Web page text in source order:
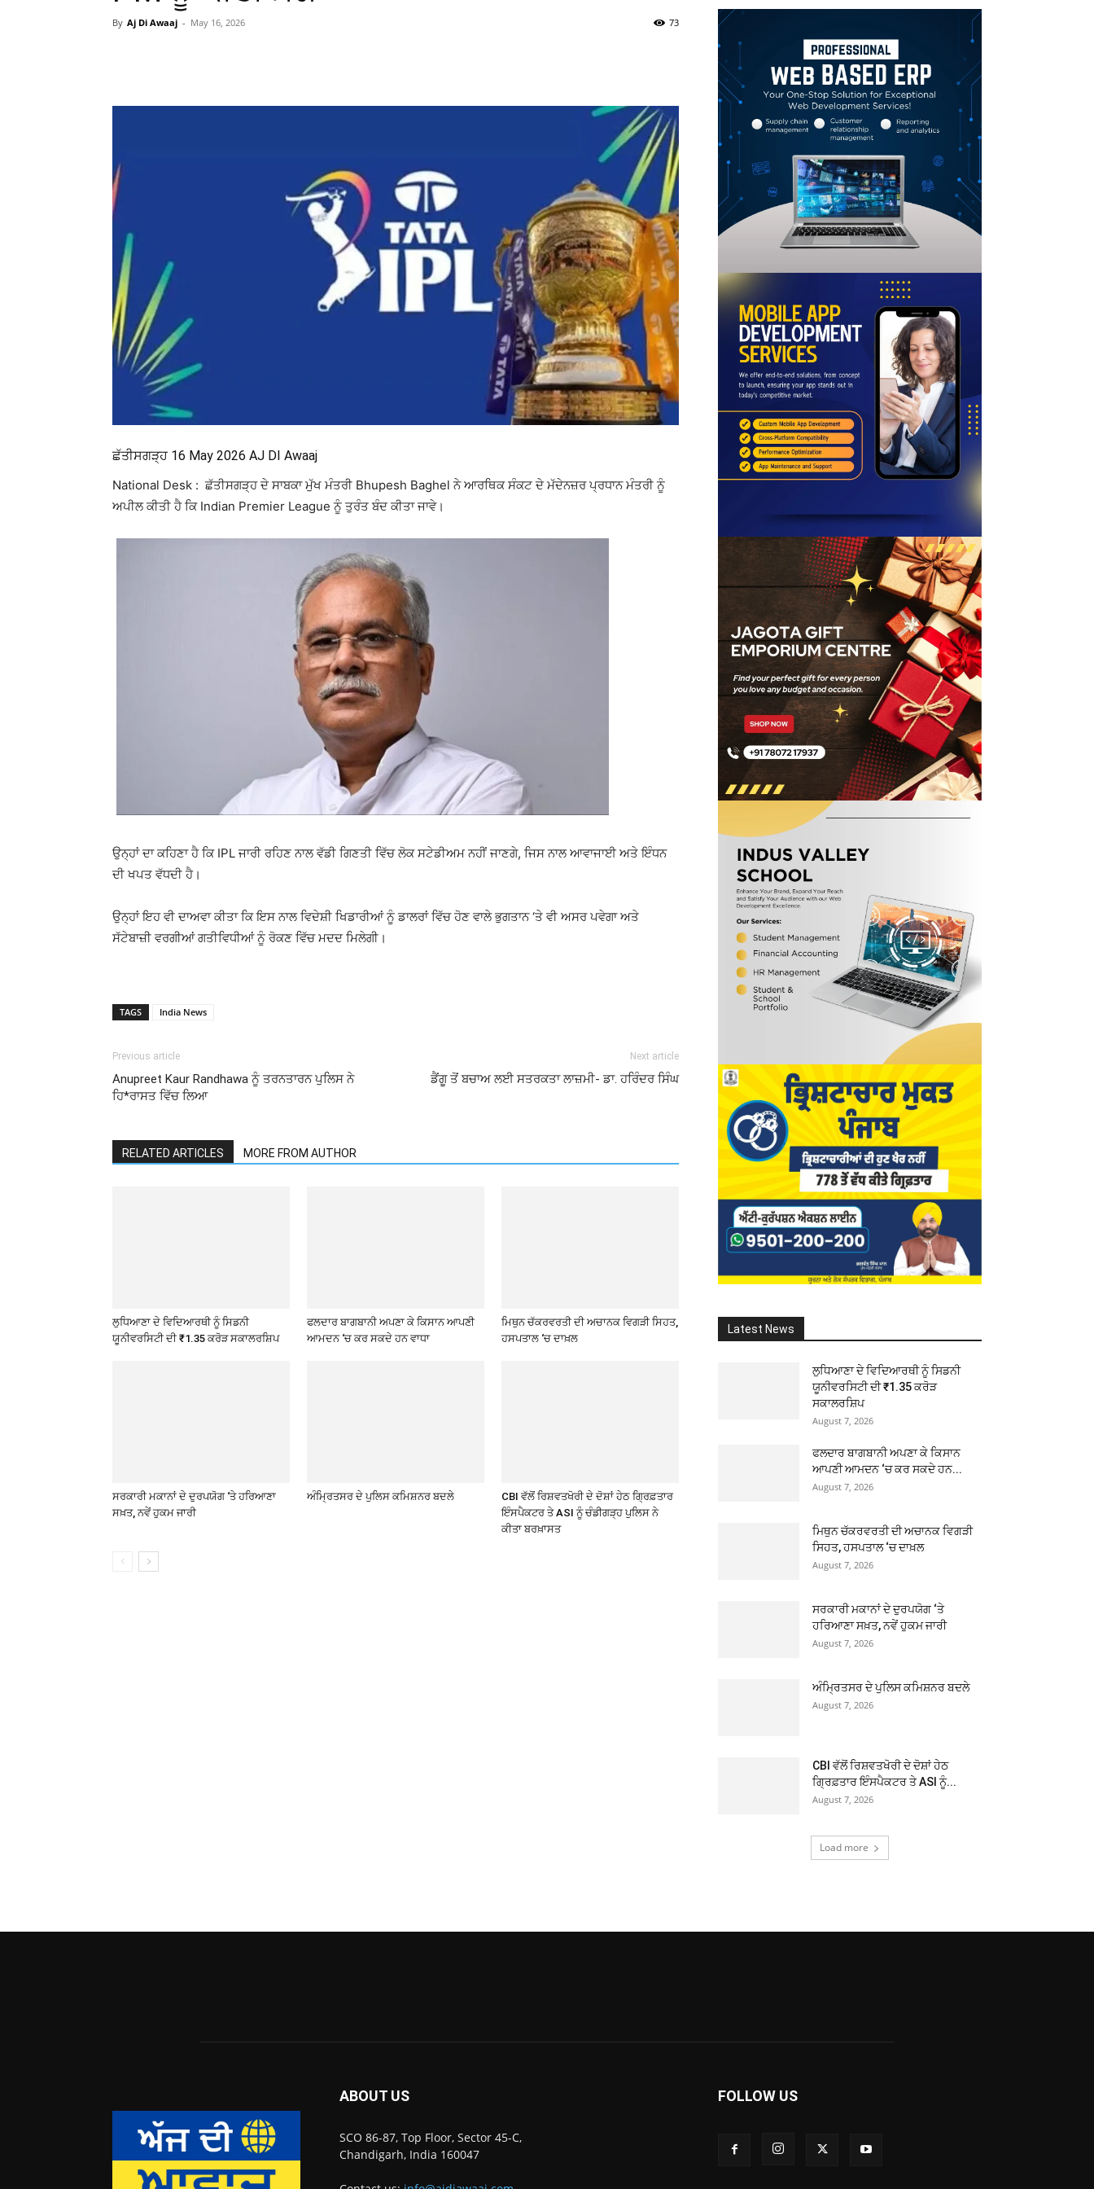
By Aj Di Awaaj - May 16, 2026 73
Email Print
ਛੱਤੀਸਗੜ੍ਹ 16 May 2026 AJ DI Awaaj
National Desk : ਛੱਤੀਸਗੜ੍ਹ ਦੇ ਸਾਬਕਾ ਮੁੱਖ ਮੰਤਰੀ Bhupesh Baghel ਨੇ ਆਰਥਿਕ ਸੰਕਟ ਦੇ ਮੱਦੇਨਜ਼ਰ ਪ੍ਰਧਾਨ ਮੰਤਰੀ ਨੂੰ
ਅਪੀਲ ਕੀਤੀ ਹੈ ਕਿ Indian Premier League ਨੂੰ ਤੁਰੰਤ ਬੰਦ ਕੀਤਾ ਜਾਵੇ।
ਉਨ੍ਹਾਂ ਦਾ ਕਹਿਣਾ ਹੈ ਕਿ IPL ਜਾਰੀ ਰਹਿਣ ਨਾਲ ਵੱਡੀ ਗਿਣਤੀ ਵਿੱਚ ਲੋਕ ਸਟੇਡੀਅਮ ਨਹੀਂ ਜਾਣਗੇ, ਜਿਸ ਨਾਲ ਆਵਾਜਾਈ ਅਤੇ ਇੰਧਨ
ਦੀ ਖਪਤ ਵੱਧਦੀ ਹੈ।
ਉਨ੍ਹਾਂ ਇਹ ਵੀ ਦਾਅਵਾ ਕੀਤਾ ਕਿ ਇਸ ਨਾਲ ਵਿਦੇਸ਼ੀ ਖਿਡਾਰੀਆਂ ਨੂੰ ਡਾਲਰਾਂ ਵਿੱਚ ਹੋਣ ਵਾਲੇ ਭੁਗਤਾਨ ‘ਤੇ ਵੀ ਅਸਰ ਪਵੇਗਾ ਅਤੇ
ਸੱਟੇਬਾਜ਼ੀ ਵਰਗੀਆਂ ਗਤੀਵਿਧੀਆਂ ਨੂੰ ਰੋਕਣ ਵਿੱਚ ਮਦਦ ਮਿਲੇਗੀ।
TAGS India News
Previous article
Anupreet Kaur Randhawa ਨੂੰ ਤਰਨਤਾਰਨ ਪੁਲਿਸ ਨੇ
ਹਿ*ਰਾਸਤ ਵਿੱਚ ਲਿਆ
Next article
ਡੈਂਗੂ ਤੋਂ ਬਚਾਅ ਲਈ ਸਤਰਕਤਾ ਲਾਜ਼ਮੀ- ਡਾ. ਹਰਿੰਦਰ ਸਿੰਘ
RELATED ARTICLES MORE FROM AUTHOR
ਲੁਧਿਆਣਾ ਦੇ ਵਿਦਿਆਰਥੀ ਨੂੰ ਸਿਡਨੀ
ਯੂਨੀਵਰਸਿਟੀ ਦੀ ₹1.35 ਕਰੋੜ ਸਕਾਲਰਸ਼ਿਪ
ਫਲਦਾਰ ਬਾਗਬਾਨੀ ਅਪਣਾ ਕੇ ਕਿਸਾਨ ਆਪਣੀ
ਆਮਦਨ ‘ਚ ਕਰ ਸਕਦੇ ਹਨ ਵਾਧਾ
ਮਿਥੁਨ ਚੱਕਰਵਰਤੀ ਦੀ ਅਚਾਨਕ ਵਿਗੜੀ ਸਿਹਤ,
ਹਸਪਤਾਲ ‘ਚ ਦਾਖ਼ਲ
ਸਰਕਾਰੀ ਮਕਾਨਾਂ ਦੇ ਦੁਰਪਯੋਗ ‘ਤੇ ਹਰਿਆਣਾ
ਸਖ਼ਤ, ਨਵੇਂ ਹੁਕਮ ਜਾਰੀ
ਅੰਮ੍ਰਿਤਸਰ ਦੇ ਪੁਲਿਸ ਕਮਿਸ਼ਨਰ ਬਦਲੇ
CBI ਵੱਲੋਂ ਰਿਸ਼ਵਤਖੋਰੀ ਦੇ ਦੋਸ਼ਾਂ ਹੇਠ ਗ੍ਰਿਫ਼ਤਾਰ
ਇੰਸਪੈਕਟਰ ਤੇ ASI ਨੂੰ ਚੰਡੀਗੜ੍ਹ ਪੁਲਿਸ ਨੇ
ਕੀਤਾ ਬਰਖ਼ਾਸਤ
Latest News
ਲੁਧਿਆਣਾ ਦੇ ਵਿਦਿਆਰਥੀ ਨੂੰ ਸਿਡਨੀ
ਯੂਨੀਵਰਸਿਟੀ ਦੀ ₹1.35 ਕਰੋੜ
ਸਕਾਲਰਸ਼ਿਪ
August 7, 2026
ਫਲਦਾਰ ਬਾਗਬਾਨੀ ਅਪਣਾ ਕੇ ਕਿਸਾਨ
ਆਪਣੀ ਆਮਦਨ ‘ਚ ਕਰ ਸਕਦੇ ਹਨ...
August 7, 2026
ਮਿਥੁਨ ਚੱਕਰਵਰਤੀ ਦੀ ਅਚਾਨਕ ਵਿਗੜੀ
ਸਿਹਤ, ਹਸਪਤਾਲ ‘ਚ ਦਾਖ਼ਲ
August 7, 2026
ਸਰਕਾਰੀ ਮਕਾਨਾਂ ਦੇ ਦੁਰਪਯੋਗ ‘ਤੇ
ਹਰਿਆਣਾ ਸਖ਼ਤ, ਨਵੇਂ ਹੁਕਮ ਜਾਰੀ
August 7, 2026
ਅੰਮ੍ਰਿਤਸਰ ਦੇ ਪੁਲਿਸ ਕਮਿਸ਼ਨਰ ਬਦਲੇ
August 7, 2026
CBI ਵੱਲੋਂ ਰਿਸ਼ਵਤਖੋਰੀ ਦੇ ਦੋਸ਼ਾਂ ਹੇਠ
ਗ੍ਰਿਫ਼ਤਾਰ ਇੰਸਪੈਕਟਰ ਤੇ ASI ਨੂੰ...
August 7, 2026
Load more
ABOUT US
SCO 86-87, Top Floor, Sector 45-C,
Chandigarh, India 160047
FOLLOW US